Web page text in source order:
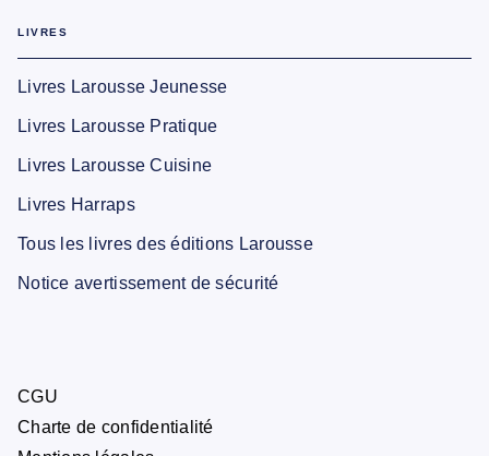
LIVRES
Livres Larousse Jeunesse
Livres Larousse Pratique
Livres Larousse Cuisine
Livres Harraps
Tous les livres des éditions Larousse
Notice avertissement de sécurité
CGU
Charte de confidentialité